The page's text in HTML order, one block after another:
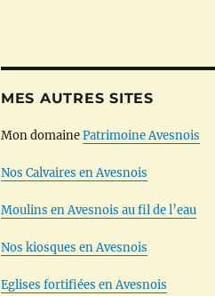
MES AUTRES SITES
Mon domainePatrimoine Avesnois
Nos Calvaires en Avesnois
Moulins en Avesnois au fil de l’eau
Nos kiosques en Avesnois
Eglises fortifiées en Avesnois